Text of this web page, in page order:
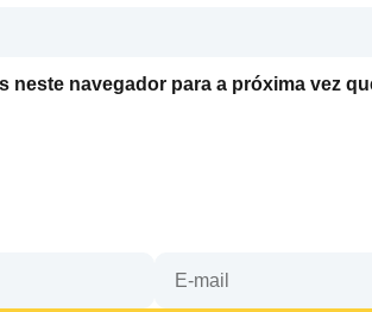
neste navegador para a próxima vez